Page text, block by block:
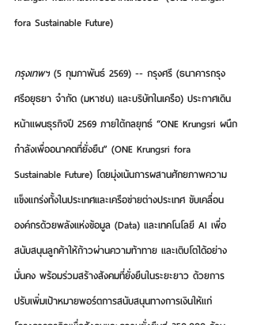
fora Sustainable Future)
กรุงเทพฯ (5 กุมภาพันธ์ 2569) -- กรุงศรี (ธนาคารกรุง
ศรีอยุธยา จำกัด (มหาชน) และบริษัทในเครือ) ประกาศเดิน
หน้าแผนธุรกิจปี 2569 ภายใต้กลยุทธ์ “ONE Krungsri ผนึก
กำลังเพื่ออนาคตที่ยั่งยืน” (ONE Krungsri fora
Sustainable Future) โดยมุ่งเน้นการผสานศักยภาพความ
แข็งแกร่งทั้งในประเทศและเครือข่ายต่างประเทศ ขับเคลื่อน
องค์กรด้วยพลังแห่งข้อมูล (Data) และเทคโนโลยี AI เพื่อ
สนับสนุนลูกค้าให้ก้าวผ่านความท้าทาย และเติบโตได้อย่าง
มั่นคง พร้อมร่วมสร้างสังคมที่ยั่งยืนในระยะยาว ด้วยการ
ปรับเพิ่มเป้าหมายพอร์ตการสนับสนุนทางการเงินให้แก่